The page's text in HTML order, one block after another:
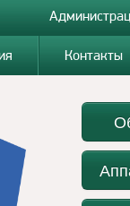
Контакты